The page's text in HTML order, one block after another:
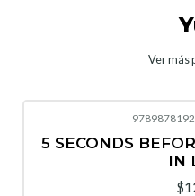
Ver más
5 SECONDS
IN